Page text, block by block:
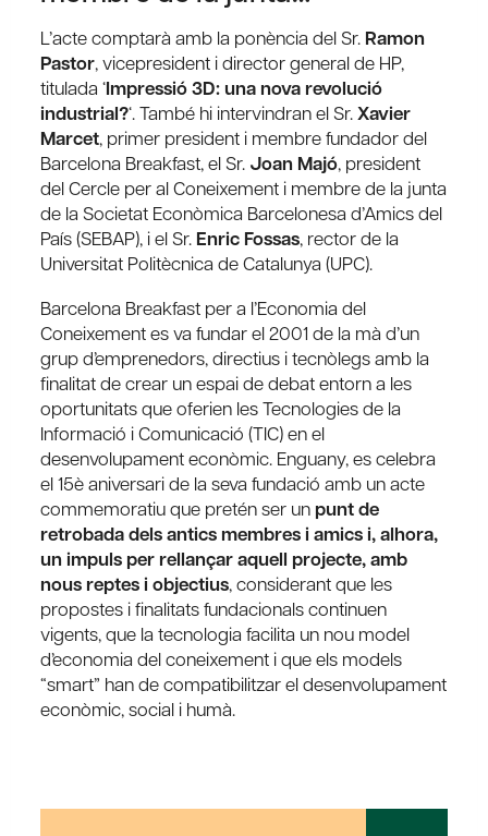
L’acte comptarà amb la ponència del Sr. Ramon
Pastor, vicepresident i director general de HP,
titulada ‘Impressió 3D: una nova revolució
industrial?‘. També hi intervindran el Sr.Xavier
Marcet, primer president i membre fundador del
Barcelona Breakfast, el Sr. Joan Majó, president
del Cercle per al Coneixement i membre de la junta
de la Societat Econòmica Barcelonesa d’Amics del
País (SEBAP), i el Sr. Enric Fossas, rector de la
Universitat Politècnica de Catalunya (UPC).
Barcelona Breakfast per a l’Economia del
Coneixement es va fundar el 2001 de la mà d’un
grup d’emprenedors, directius i tecnòlegs amb la
finalitat de crear un espai de debat entorn a les
oportunitats que oferien les Tecnologies de la
Informació i Comunicació (TIC) en el
desenvolupament econòmic. Enguany, es celebra
el 15è aniversari de la seva fundació amb un acte
commemoratiu que pretén ser un punt de
retrobada dels antics membres i amics i, alhora,
un impuls per rellançar aquell projecte, amb
nous reptes i objectius, considerant que les
propostes i finalitats fundacionals continuen
vigents, que la tecnologia facilita un nou model
d’economia del coneixement i que els models
“smart” han de compatibilitzar el desenvolupament
econòmic, social i humà.